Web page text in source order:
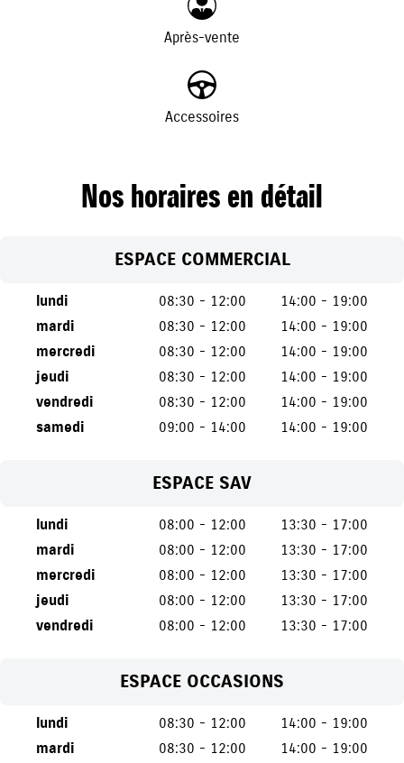
Après-vente
Accessoires
Nos horaires en détail
ESPACE COMMERCIAL
lundi 08:30 - 12:00
14:00 - 19:00
mardi
08:30 - 12:00
14:00 - 19:00
mercredi
08:30 - 12:00
14:00 - 19:00
jeudi
08:30 - 12:00
14:00 - 19:00
vendredi
08:30 - 12:00
14:00 - 19:00
samedi
09:00 - 14:00 14:00 - 19:00
ESPACE SAV
lundi 08:00 - 12:00
13:30 - 17:00
mardi
08:00 - 12:00
13:30 - 17:00
mercredi
08:00 - 12:00
13:30 - 17:00
jeudi
08:00 - 12:00
13:30 - 17:00
vendredi
08:00 - 12:00 13:30 - 17:00
ESPACE OCCASIONS
lundi 08:30 - 12:00
14:00 - 19:00
mardi
08:30 - 12:00
14:00 - 19:00